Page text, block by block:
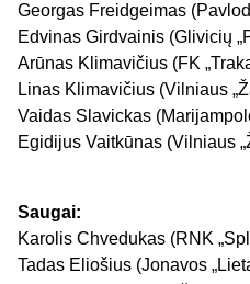
Georgas Freidgeimas
Edvinas Girdvainis (Glivicių
Arūnas Klimavičius (FK
Linas Klimavičius (Vilniaus
Vaidas Slavickas
Egidijus Vaitkūnas (Vilniaus
Saugai:
Karolis Chvedukas (RNK
Tadas Eliošius (Jonavos